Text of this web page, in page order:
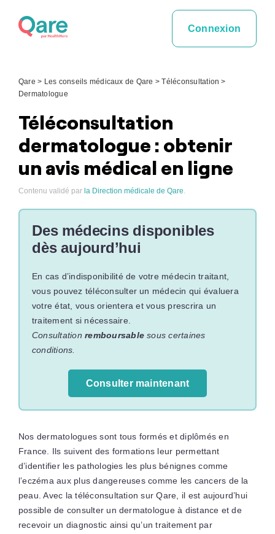
Connexion
Qare > Les conseils médicaux de Qare >Téléconsultation >
Dermatologue
Téléconsultation
dermatologue : obtenir
un avis médical en ligne
Contenu validé par la Direction médicale de Qare.
Des médecins disponibles
dès aujourd’hui
En cas d’indisponibilité de votre médecin traitant,
vous pouvez téléconsulter un médecin qui évaluera
votre état, vous orientera et vous prescrira un
traitement si nécessaire.
Consultationremboursable sous certaines
conditions.
Consulter maintenant
Nos dermatologues sont tous formés et diplômés en
France. Ils suivent des formations leur permettant
d’identifier les pathologies les plus bénignes comme
l’eczéma aux plus dangereuses comme les cancers de la
peau. Avec la téléconsultation sur Qare, il est aujourd’hui
possible de consulter un dermatologue à distance et de
recevoir un diagnostic ainsi qu’un traitement par